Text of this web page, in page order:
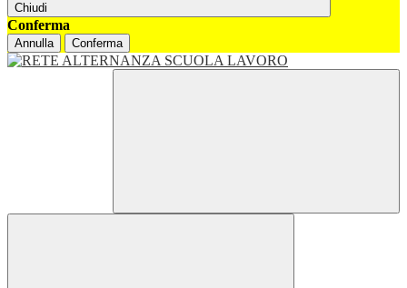
Chiudi
Conferma
Annulla Conferma